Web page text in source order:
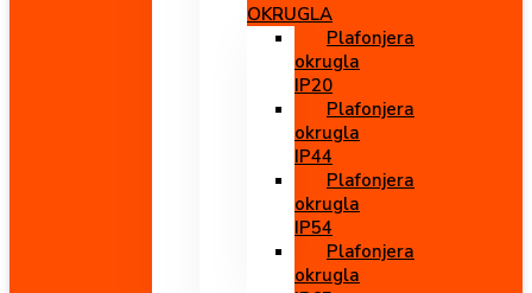
OKRUGLA
Plafonjera
okrugla
IP20
Plafonjera
okrugla
IP44
Plafonjera
okrugla
IP54
Plafonjera
okrugla